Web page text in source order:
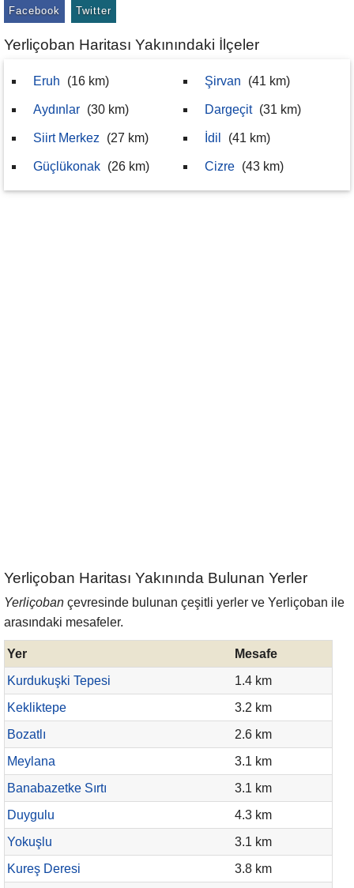
Facebook Twitter
Yerliçoban Haritası Yakınındaki İlçeler
Eruh (16 km)
Aydınlar (30 km)
Siirt Merkez (27 km)
Güçlükonak (26 km)
Şirvan (41 km)
Dargeçit (31 km)
İdil (41 km)
Cizre (43 km)
Yerliçoban Haritası Yakınında Bulunan Yerler
Yerliçoban çevresinde bulunan çeşitli yerler ve Yerliçoban ile
arasındaki mesafeler.
Yer
Mesafe
Kurdukuşki Tepesi
1.4 km
Kekliktepe
3.2 km
Bozatlı
2.6 km
Meylana
3.1 km
Banabazetke Sırtı
3.1 km
Duygulu
4.3 km
Yokuşlu
3.1 km
Kureş Deresi
3.8 km